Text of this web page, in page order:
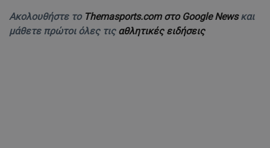
Ακολουθήστε το Themasports.com στο Google Newsκαι
μάθετε πρώτοι όλες τις αθλητικές ειδήσεις